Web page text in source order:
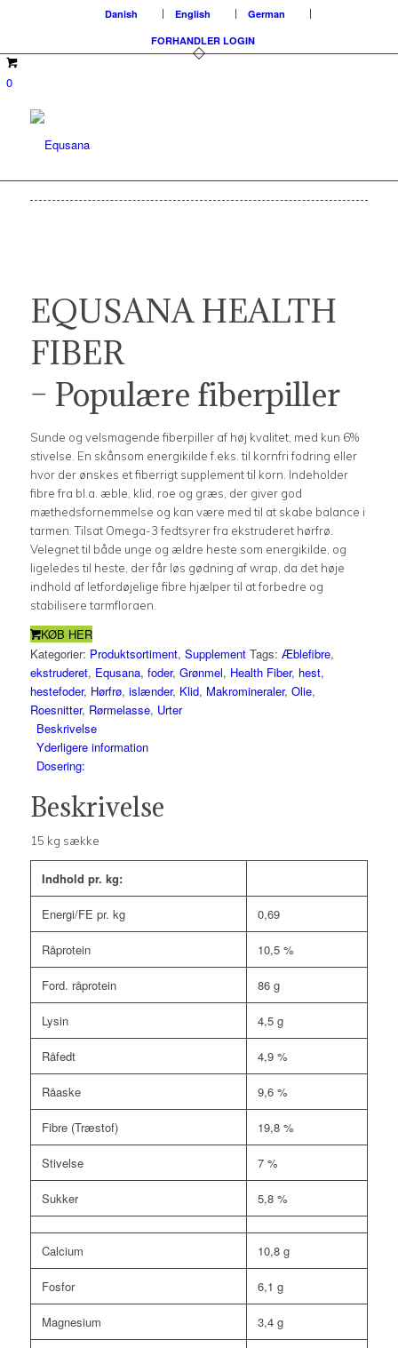
Danish English
German
FORHANDLER LOGIN
0
EQUSANA HEALTH
FIBER
– Populære fiberpiller
Sunde og velsmagende fiberpiller af høj kvalitet, med kun 6%
stivelse. En skånsom energikilde f.eks. til kornfri fodring eller
hvor der ønskes et fiberrigt supplement til korn. Indeholder
fibre fra bl.a. æble, klid, roe og græs, der giver god
mæthedsfornemmelse og kan være med til at skabe balance i
tarmen. Tilsat Omega-3 fedtsyrer fra ekstruderet hørfrø.
Velegnet til både unge og ældre heste som energikilde, og
ligeledes til heste, der får løs gødning af wrap, da det høje
indhold af letfordøjelige fibre hjælper til at forbedre og
stabilisere tarmfloraen.
KØB HER
Kategorier: Produktsortiment, Supplement Tags: Æblefibre,
ekstruderet, Equsana, foder, Grønmel, Health Fiber, hest,
hestefoder, Hørfrø, islænder, Klid, Makromineraler, Olie,
Roesnitter, Rørmelasse, Urter
Beskrivelse
Yderligere information
Dosering:
Beskrivelse
15 kg sække
Indhold pr. kg:
Energi/FE pr. kg 0,69
Råprotein 10,5 %
Ford. råprotein 86 g
Lysin 4,5 g
Råfedt 4,9 %
Råaske 9,6 %
Fibre (Træstof) 19,8 %
Stivelse 7 %
Sukker 5,8 %
Calcium 10,8 g
Fosfor 6,1 g
Magnesium 3,4 g